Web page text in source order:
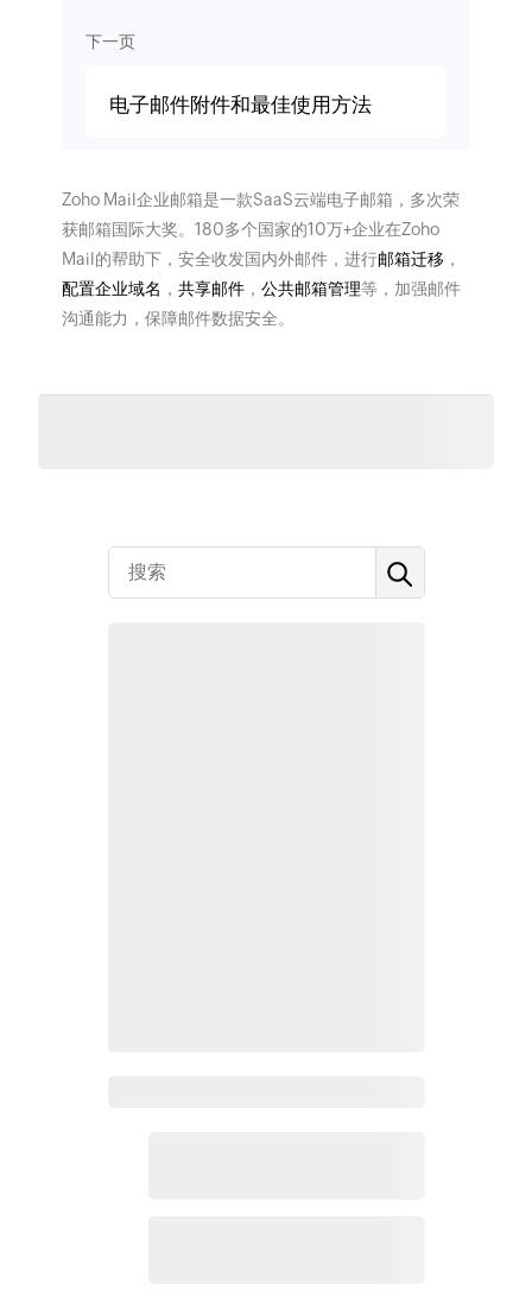
下一页
电子邮件附件和最佳使用方法
Zoho Mail企业邮箱是一款SaaS云端电子邮箱，多次荣
获邮箱国际大奖。180多个国家的10万+企业在Zoho
Mail的帮助下，安全收发国内外邮件，进行邮箱迁移 ，
配置企业域名 ， 共享邮件， 公共邮箱管理等，加强邮件
沟通能力，保障邮件数据安全。